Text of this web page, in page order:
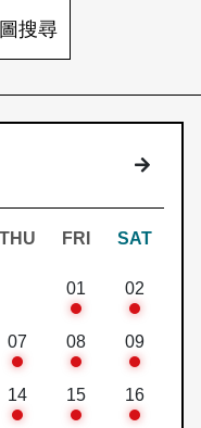
搜尋
下個月
THU FRI SAT
01 02
07 08 09
14 15 16